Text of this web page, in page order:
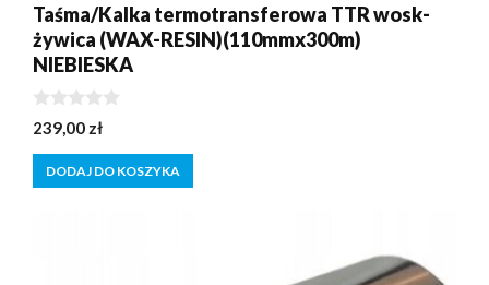
Taśma/Kalka termotransferowa TTR wosk-
żywica (WAX-RESIN)(110mmx300m)
NIEBIESKA
0
z
5
239,00 zł
DODAJ DO KOSZYKA